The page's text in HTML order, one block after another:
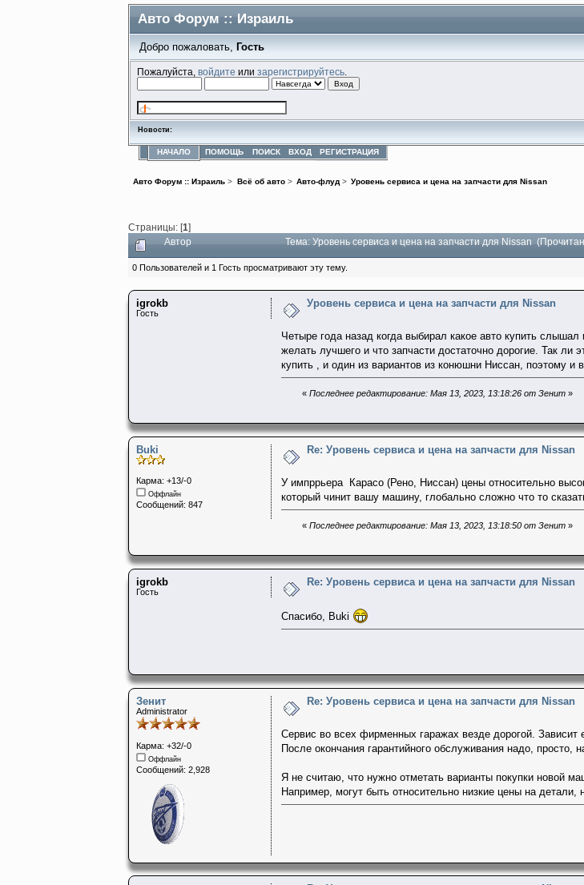
Авто Форум :: Израиль
Добро пожаловать, Гость
Пожалуйста,войдите илизарегистрируйтесь
Новости:
НАЧАЛО ПОМОЩЬ ПОИСК ВХОД РЕГИСТРАЦИЯ
Авто Форум :: Израиль > Всё об авто> Авто-флуд> Уровень сервиса и цена на запчасти для Nissan
Страницы: [1]
Автор Тема: Уровень сервиса и цена на запчасти для Nissan
0 Пользователей и 1 Гость просматривают эту тему.
igrokb
Гость
Уровень сервиса и цена на запчасти для Nissan
Четыре года назад когда выбирал какое авто купить
желать лучшего и что запчасти достаточно дорогие. Так
купить , и один из вариантов из конюшни Ниссан, поэтому и
« Последнее редактирование: Мая 13, 2023, 13:18:26 от Зенит»
Buki
Карма: +13/-0
Оффлайн
Сообщений: 847
Re: Уровень сервиса и цена на запчасти для Nissan
У импррьера Карасо (Рено, Ниссан) цены относительно
который чинит вашу машину, глобально сложно что то
« Последнее редактирование: Мая 13, 2023, 13:18:50 от Зенит»
igrokb
Гость
Re: Уровень сервиса и цена на запчасти для Nissan
Спасибо, Buki
Зенит
Administrator
Карма: +32/-0
Оффлайн
Сообщений: 2,928
Re: Уровень сервиса и цена на запчасти для Nissan
Сервис во всех фирменных гаражах везде дорогой. Зависит
После окончания гарантийного обслуживания надо, просто,
Я не считаю, что нужно отметать варианты покупки новой
Например, могут быть относительно низкие цены на